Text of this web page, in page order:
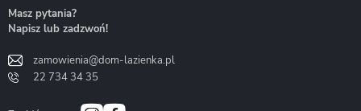
Masz pytania?
Napisz lub zadzwoń!
zamowienia@dom-lazienka.pl
22 734 34 35